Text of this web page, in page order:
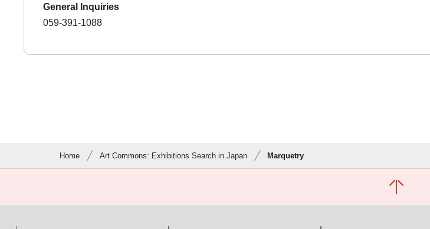
General Inquiries
059-391-1088
Home Art Commons: Exhibitions Search in Japan Marquetry